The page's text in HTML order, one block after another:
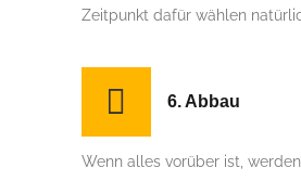
Zeitpunkt dafür wählen
6. Abbau
Wenn alles vorüber ist,